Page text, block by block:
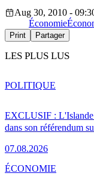
Aug 30, 2010 -
Économie
Print Partager
LES PLUS LUS
EXCLUSIF : L'Islande
dans son référendum
07.08.2026
POLITIQUE
ÉCONOMIE